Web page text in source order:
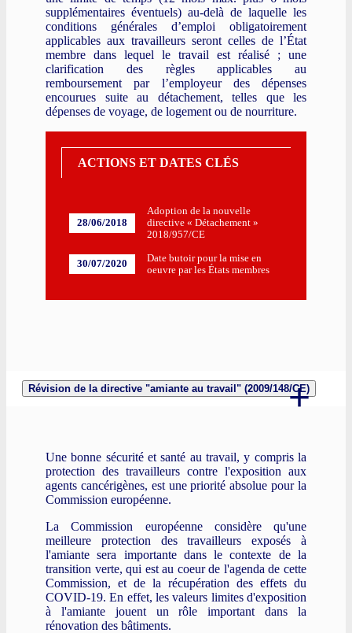
supplémentaires éventuels) au-delà de laquelle les
conditions générales d’emploi obligatoirement
applicables aux travailleurs seront celles de l’État
membre dans lequel le travail est réalisé ; une
clarification des règles applicables au
remboursement par l’employeur des dépenses
encourues suite au détachement, telles que les
dépenses de voyage, de logement ou de nourriture.
ACTIONS ET DATES CLÉS
28/06/2018
Adoption de la nouvelle
directive « Détachement »
2018/957/CE
30/07/2020
Date butoir pour la mise en
oeuvre par les États membres
Révision de la directive "amiante au travail" (2009/148/CE)
Une bonne sécurité et santé au travail, y compris la
protection des travailleurs contre l'exposition aux
agents cancérigènes, est une priorité absolue pour la
Commission européenne.
La Commission européenne considère qu'une
meilleure protection des travailleurs exposés à
l'amiante sera importante dans le contexte de la
transition verte, qui est au coeur de l'agenda de cette
Commission, et de la récupération des effets du
COVID-19. En effet, les valeurs limites d'exposition
à l'amiante jouent un rôle important dans la
rénovation des bâtiments.